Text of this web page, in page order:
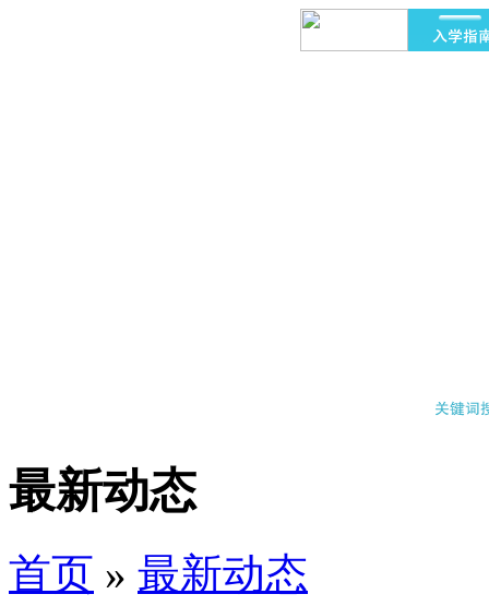
最新动态
首页 » 最新动态